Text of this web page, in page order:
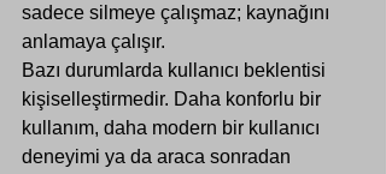
sadece silmeye çalışmaz; kaynağını
anlamaya çalışır.
Bazı durumlarda kullanıcı beklentisi
kişiselleştirmedir. Daha konforlu bir
kullanım, daha modern bir kullanıcı
deneyimi ya da araca sonradan